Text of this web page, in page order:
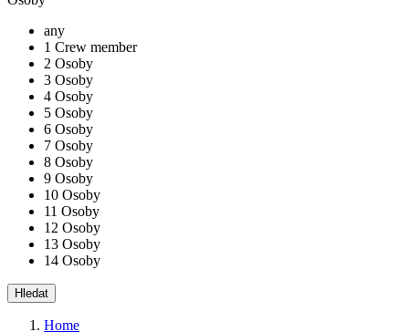
any
1 Crew member
2 Osoby
3 Osoby
4 Osoby
5 Osoby
6 Osoby
7 Osoby
8 Osoby
9 Osoby
10 Osoby
11 Osoby
12 Osoby
13 Osoby
14 Osoby
Home